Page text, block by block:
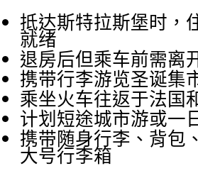
抵达斯特拉斯堡时，
就绪
退房后但乘车前需离
携带行李游览圣诞集
乘坐火车往返于法国
计划短途城市游或一
携带随身行李、背包
大号行李箱